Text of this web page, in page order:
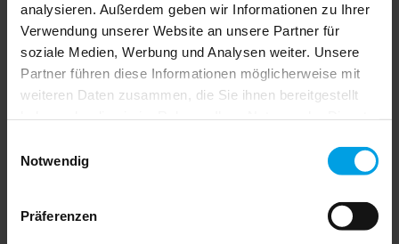
analysieren. Außerdem geben wir Informationen zu Ihrer
Verwendung unserer Website an unsere Partner für
soziale Medien, Werbung und Analysen weiter. Unsere
Partner führen diese Informationen möglicherweise mit
weiteren Daten zusammen, die Sie ihnen bereitgestellt
Notwendig
Präferenzen
13.11.2024
10:00 - 11:30 Uhr
Online-Seminar
Zurück zur ÜbersichtJetzt anmelden
Mitgliederbereich Mitglied werden
Vorstand
Geschäftsstelle
Satzung